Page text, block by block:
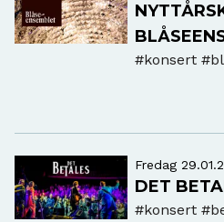
#konsert
Fredag
DET
#konsert